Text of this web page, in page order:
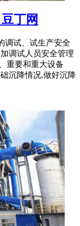
丁网
调试、试生产安全
调试人员安全管理
重要和重大设备
沉降情况,做好沉降